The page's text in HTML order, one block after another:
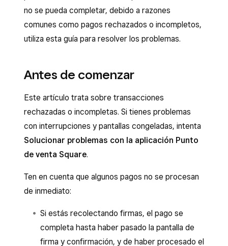
no se pueda completar, debido a razones
comunes como pagos rechazados o incompletos,
utiliza esta guía para resolver los problemas.
Antes de comenzar
Este artículo trata sobre transacciones
rechazadas o incompletas. Si tienes problemas
con interrupciones y pantallas congeladas, intenta
Solucionar problemas con la aplicación Punto
de venta Square.
Ten en cuenta que algunos pagos no se procesan
de inmediato:
Si estás recolectando firmas, el pago se
completa hasta haber pasado la pantalla de
firma y confirmación, y de haber procesado el